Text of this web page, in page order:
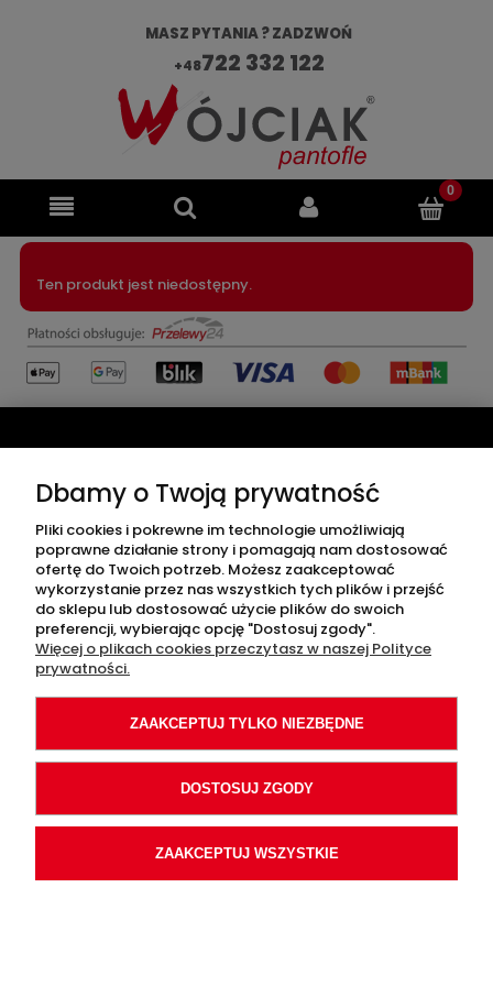
MASZ PYTANIA ? ZADZWOŃ
+48722 332 122
Ten produkt jest niedostępny.
MOJE KONTO
INFORMACJE
O NAS
POKAŻ PEŁNĄ WERSJĘ STRONY
Sklep internetowy Shoper.pl, wykonanie
Dbamy o Twoją prywatność
Pliki cookies i pokrewne im technologie umożliwiają
poprawne działanie strony i pomagają nam dostosować
ofertę do Twoich potrzeb. Możesz zaakceptować
wykorzystanie przez nas wszystkich tych plików i przejść
do sklepu lub dostosować użycie plików do swoich
preferencji, wybierając opcję "Dostosuj zgody".
Więcej o plikach cookies przeczytasz w naszej Polityce
prywatności.
ZAAKCEPTUJ TYLKO NIEZBĘDNE
DOSTOSUJ ZGODY
ZAAKCEPTUJ WSZYSTKIE